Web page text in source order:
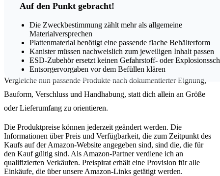
Auf den Punkt gebracht!
Die Zweckbestimmung zählt mehr als allgemeine
Materialversprechen
Plattenmaterial benötigt eine passende flache Behälterform
Kanister müssen nachweislich zum jeweiligen Inhalt passen
ESD-Zubehör ersetzt keinen Gefahrstoff- oder
Entsorgervorgaben vor dem Befüllen klären
Vergleiche nun passende Produkte nach dokumentierter Eignung,
Bauform, Verschluss und Handhabung, statt dich allein an Größe
oder Lieferumfang zu orientieren.
Die Produktpreise können jederzeit geändert werden. Die
Informationen über Preis und Verfügbarkeit, die zum Zeitpunkt des
Kaufs auf der Amazon-Website angegeben sind, sind die, die für
den Kauf gültig sind. Als Amazon-Partner verdiene ich an
qualifizierten Verkäufen. Preispirat erhält eine Provision für alle
Einkäufe, die über unsere Amazon-Links getätigt werden.